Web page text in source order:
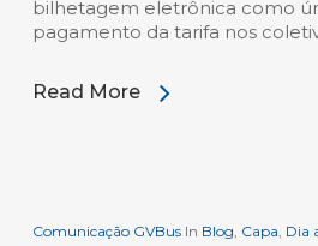
bilhetagem eletrônica como
pagamento da tarifa nos
Read More
Comunicação GVBus In Blog Capa Dia